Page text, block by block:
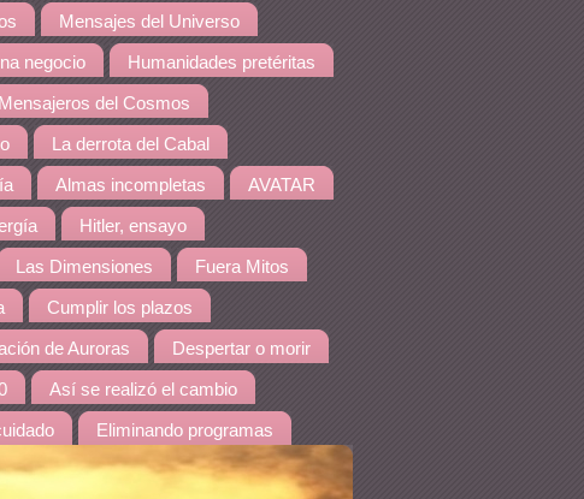
Mensajes del Universo
negocio Humanidades pretéritas
Mensajeros del Cosmos
La derrota del Cabal
Almas incompletas AVATAR
Hitler, ensayo
Las Dimensiones Fuera Mitos
Cumplir los plazos
de Auroras Despertar o morir
Así se realizó el cambio
Eliminando programas